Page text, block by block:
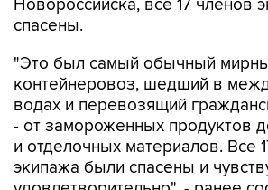
"Это был самый обычный
водах и перевозящий
- от замороженных продуктов
и отделочных материалов. Все
экипажа были спасены и
удовлетворительно", - ранее
"Росатома" Алексей Лихачев.